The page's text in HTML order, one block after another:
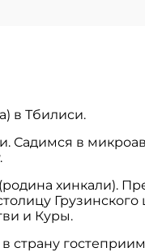
в Тбилиси.
Садимся в
хинкали).
Грузинского
и Куры.
страну